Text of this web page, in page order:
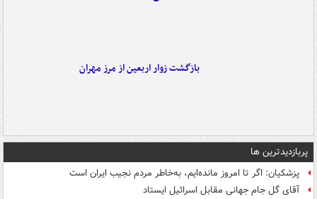
بازگشت زوار اربعین از مرز مهران
پربازدیدترین ها
پزشکیان: اگر تا امروز مانده‌ایم، به‌خاطر مردم نجیب ایران است
آقای گل جام جهانی مقابل اسرائیل ایستاد